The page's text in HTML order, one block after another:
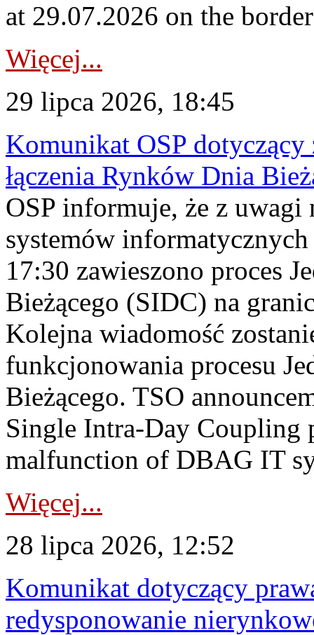
at 29.07.2026 on the
Więcej...
29 lipca 2026, 18:45
Komunikat OSP dotyczący
łączenia Rynków Dnia
OSP informuje, że z uwagi
systemów
17:30 zawieszono proces
Bieżącego (SIDC) na
Kolejna wiadomość
funkcjonowania procesu
Bieżącego. TSO
Single Intra-Day Coupling
malfunction of DBAG IT
Więcej...
28 lipca 2026, 12:52
Komunikat dotyczący
redysponowanie